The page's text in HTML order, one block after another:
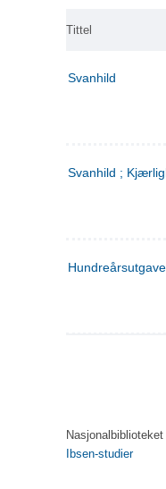
Tittel
Svanhild
Svanhild ;
Ibsen-studier